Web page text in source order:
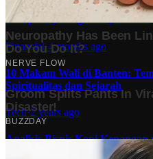
Stok BBM di Indonesia
Dampaknya bagi Masyarakat?
Finansial·4 months ago
10 Makam Wali di Banten:
Spiritualitas dan Sejarah
Tech·2 years ago
Analisis Bisnis Kopi Kenangan
dalam Industri Kopi Indonesia